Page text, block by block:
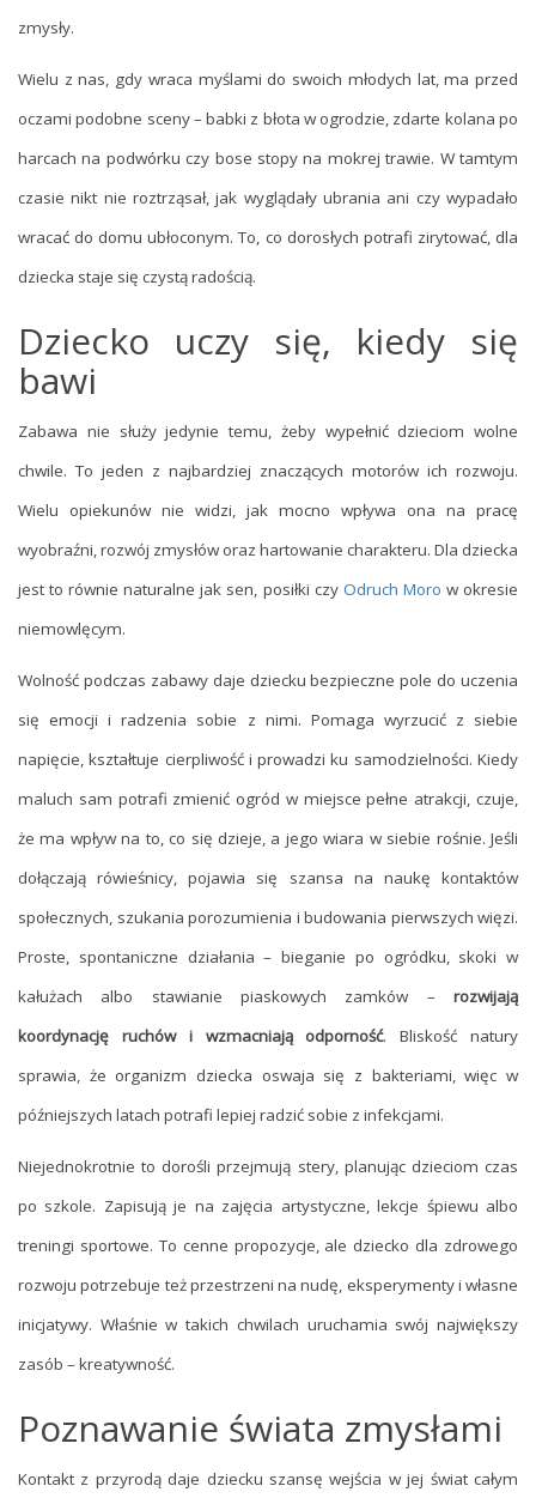
zmysły.
Wielu z nas, gdy wraca myślami do swoich młodych lat, ma przed
oczami podobne sceny – babki z błota w ogrodzie, zdarte kolana po
harcach na podwórku czy bose stopy na mokrej trawie. W tamtym
czasie nikt nie roztrząsał, jak wyglądały ubrania ani czy wypadało
wracać do domu ubłoconym. To, co dorosłych potrafi zirytować, dla
dziecka staje się czystą radością.
Dziecko uczy się, kiedy się
bawi
Zabawa nie służy jedynie temu, żeby wypełnić dzieciom wolne
chwile. To jeden z najbardziej znaczących motorów ich rozwoju.
Wielu opiekunów nie widzi, jak mocno wpływa ona na pracę
wyobraźni, rozwój zmysłów oraz hartowanie charakteru. Dla dziecka
jest to równie naturalne jak sen, posiłki czy Odruch Moro w okresie
niemowlęcym.
Wolność podczas zabawy daje dziecku bezpieczne pole do uczenia
się emocji i radzenia sobie z nimi. Pomaga wyrzucić z siebie
napięcie, kształtuje cierpliwość i prowadzi ku samodzielności. Kiedy
maluch sam potrafi zmienić ogród w miejsce pełne atrakcji, czuje,
że ma wpływ na to, co się dzieje, a jego wiara w siebie rośnie. Jeśli
dołączają rówieśnicy, pojawia się szansa na naukę kontaktów
społecznych, szukania porozumienia i budowania pierwszych więzi.
Proste, spontaniczne działania – bieganie po ogródku, skoki w
kałużach albo stawianie piaskowych zamków – rozwijają
koordynację ruchów i wzmacniają odporność. Bliskość natury
sprawia, że organizm dziecka oswaja się z bakteriami, więc w
późniejszych latach potrafi lepiej radzić sobie z infekcjami.
Niejednokrotnie to dorośli przejmują stery, planując dzieciom czas
po szkole. Zapisują je na zajęcia artystyczne, lekcje śpiewu albo
treningi sportowe. To cenne propozycje, ale dziecko dla zdrowego
rozwoju potrzebuje też przestrzeni na nudę, eksperymenty i własne
inicjatywy. Właśnie w takich chwilach uruchamia swój największy
zasób – kreatywność.
Poznawanie świata zmysłami
Kontakt z przyrodą daje dziecku szansę wejścia w jej świat całym